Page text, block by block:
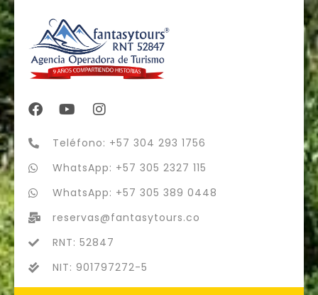
Teléfono: +57 304 293 1756
WhatsApp: +57 305 2327 115
WhatsApp: +57 305 389 0448
reservas@fantasytours.co
RNT: 52847
NIT: 901797272-5